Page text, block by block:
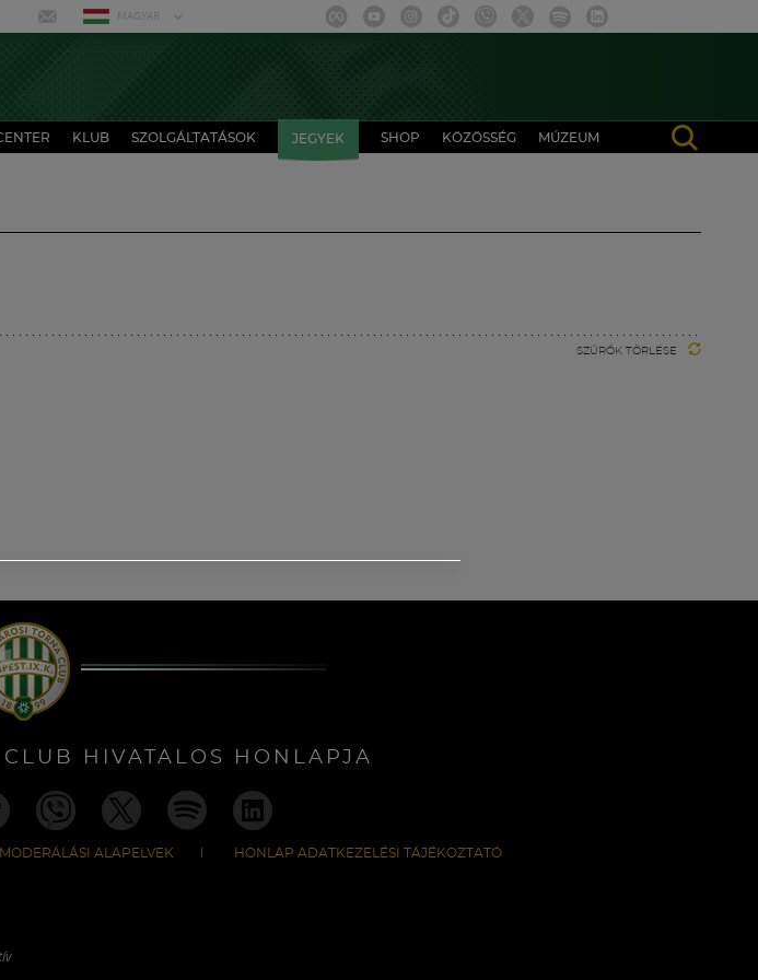
MAGYAR
KLUB SZOLGÁLTATÁSOK JEGYEK SHOP KÖZÖSSÉG MÚZEUM
SZŰRŐK TÖRLÉSE
HIVATALOS HONLAPJA
MODERÁLÁSI ALAPELVEK HONLAP ADATKEZELÉSI TÁJÉKOZTATÓ